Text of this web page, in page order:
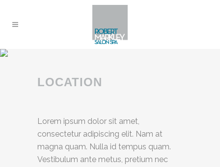
LOCATION
Lorem ipsum dolor sit amet,
consectetur adipiscing elit. Nam at
magna quam. Nulla id tempus quam.
Vestibulum ante metus, pretium nec